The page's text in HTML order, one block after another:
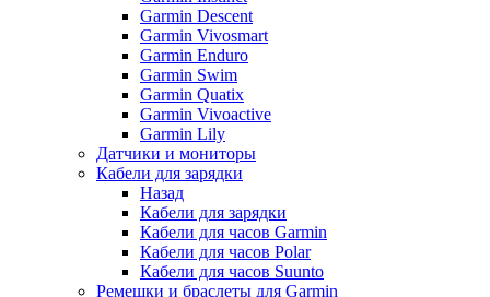
Garmin Descent
Garmin Vivosmart
Garmin Enduro
Garmin Swim
Garmin Quatix
Garmin Vivoactive
Garmin Lily
Датчики и мониторы
Кабели для зарядки
Назад
Кабели для зарядки
Кабели для часов Garmin
Кабели для часов Polar
Кабели для часов Suunto
Ремешки и браслеты для Garmin